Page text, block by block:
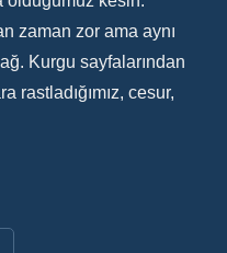
zaman zor ama aynı
Kurgu sayfalarından
rastladığımız, cesur,